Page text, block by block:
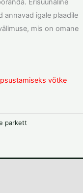
Erisuunaline
annavad igale plaadile
mis on omane
võtke
parkett